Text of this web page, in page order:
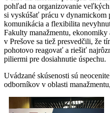
pohľad na organizovanie
si vyskúšať prácu v dynamickom
komunikácia a flexibilita
Fakulty manažmentu,
v Prešove sa tiež presvedčili, že
pohotovo reagovať a riešiť
piliermi pre dosiahnutie úspechu.
Uvádzané skúsenosti sú
odborníkov v oblasti